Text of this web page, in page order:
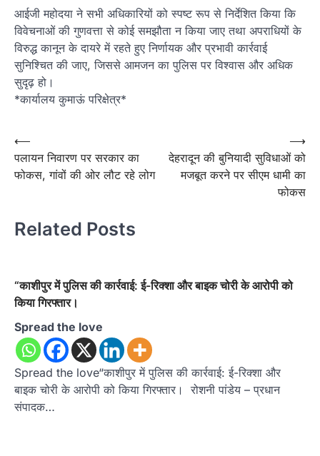
आईजी महोदया ने सभी अधिकारियों को स्पष्ट रूप से निर्देशित किया कि
विवेचनाओं की गुणवत्ता से कोई समझौता न किया जाए तथा अपराधियों के
विरुद्ध कानून के दायरे में रहते हुए निर्णायक और प्रभावी कार्रवाई
सुनिश्चित की जाए, जिससे आमजन का पुलिस पर विश्वास और अधिक
सुदृढ़ हो।
*कार्यालय कुमाऊं परिक्षेत्र*
Post
navigation
⟵
पलायन निवारण पर सरकार का
फोकस, गांवों की ओर लौट रहे लोग
देहरादून की बुनियादी सुविधाओं को
मजबूत करने पर सीएम धामी का
फोकस
⟶
Related Posts
“काशीपुर में पुलिस की कार्रवाई: ई-रिक्शा और बाइक चोरी के आरोपी को
किया गिरफ्तार।
Spread the love
Spread the love“काशीपुर में पुलिस की कार्रवाई: ई-रिक्शा और
बाइक चोरी के आरोपी को किया गिरफ्तार। रोशनी पांडेय – प्रधान
संपादक…